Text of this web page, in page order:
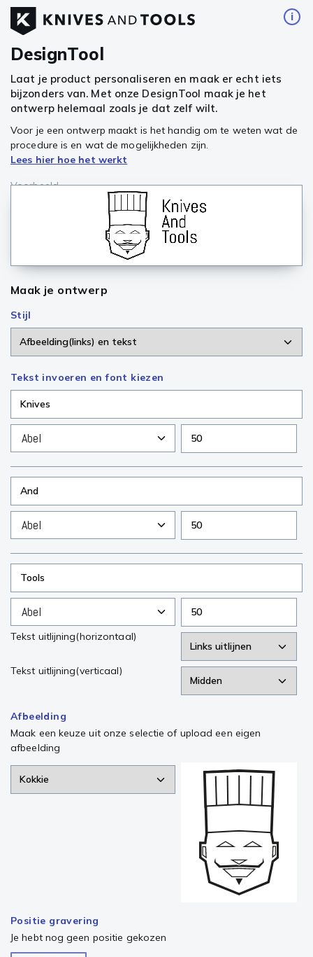
i
DesignTool
Laat je product personaliseren en maak er echt iets
bijzonders van. Met onze DesignTool maak je het
ontwerp helemaal zoals je dat zelf wilt.
Voor je een ontwerp maakt is het handig om te weten wat de
procedure is en wat de mogelijkheden zijn.
Lees hier hoe het werkt
Voorbeeld
Maak je ontwerp
Stijl
Tekst invoeren en font kiezen
Abel
Abel
Abel
Tekst uitlijning(horizontaal)
Tekst uitlijning(verticaal)
Afbeelding
Maak een keuze uit onze selectie of upload een eigen
afbeelding
Positie gravering
Je hebt nog geen positie gekozen